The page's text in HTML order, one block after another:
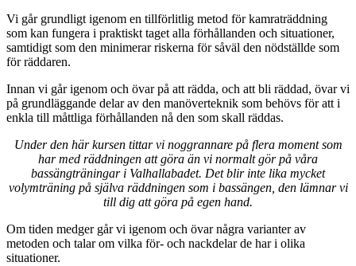
Vi går grundligt igenom en tillförlitlig metod för kamraträddning
som kan fungera i praktiskt taget alla förhållanden och situationer,
samtidigt som den minimerar riskerna för såväl den nödställde som
för räddaren.
Innan vi går igenom och övar på att rädda, och att bli räddad, övar vi
på grundläggande delar av den manöverteknik som behövs för att i
enkla till måttliga förhållanden nå den som skall räddas.
Under den här kursen tittar vi noggrannare på flera moment som
har med räddningen att göra än vi normalt gör på våra
bassängträningar i Valhallabadet. Det blir inte lika mycket
volymträning på själva räddningen som i bassängen, den lämnar vi
till dig att göra på egen hand.
Om tiden medger går vi igenom och övar några varianter av
metoden och talar om vilka för- och nackdelar de har i olika
situationer.